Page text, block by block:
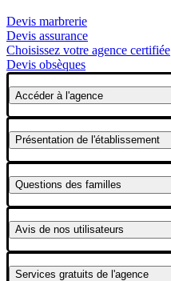
Devis marbrerie
Devis assurance
Choisissez votre agence certifiée
Devis obsèques
Accéderà l'agence
Présentation de l'établissement
Questions des familles
Avis de nos utilisateurs
Services gratuits de l'agence